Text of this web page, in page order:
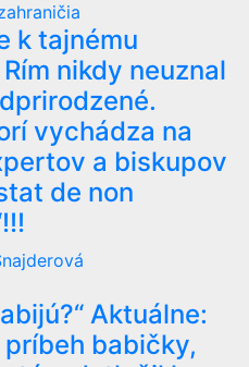
k tajnému
nikdy neuznal
vychádza na
a biskupov
de non
Aktuálne:
babičky,